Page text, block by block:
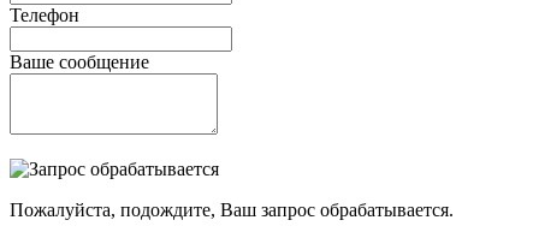
Телефон
Ваше сообщение
Пожалуйста, подождите, Ваш запрос обрабатывается.